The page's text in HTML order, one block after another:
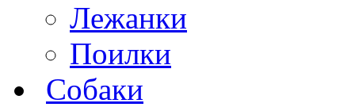
Лежанки
Поилки
Собаки